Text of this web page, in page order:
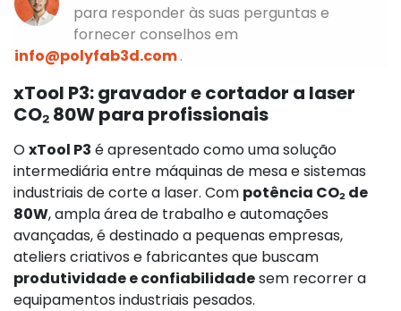
para responder às suas perguntas e
fornecer conselhos em
info@polyfab3d.com.
xTool P3: gravador e cortador a laser
CO₂ 80W para profissionais
OxTool P3 é apresentado como uma solução
intermediária entre máquinas de mesa e sistemas
industriais de corte a laser. Com potência CO₂ de
80W, ampla área de trabalho e automações
avançadas, é destinado a pequenas empresas,
ateliers criativos e fabricantes que buscam
produtividade e confiabilidadesem recorrer a
equipamentos industriais pesados.